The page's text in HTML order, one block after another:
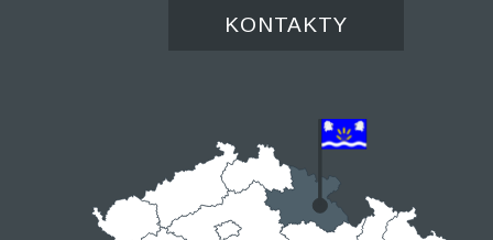
KONTAKTY